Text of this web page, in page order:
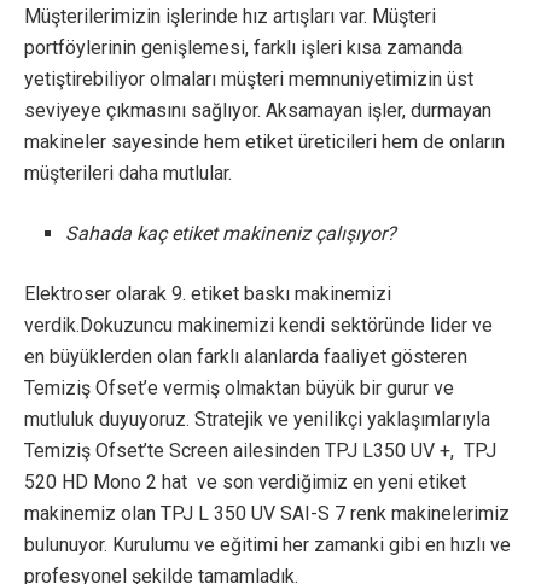
Müşterilerimizin işlerinde hız artışları var. Müşteri
portföylerinin genişlemesi, farklı işleri kısa zamanda
yetiştirebiliyor olmaları müşteri memnuniyetimizin üst
seviyeye çıkmasını sağlıyor. Aksamayan işler, durmayan
makineler sayesinde hem etiket üreticileri hem de onların
müşterileri daha mutlular.
Sahada kaç etiket makineniz çalışıyor?
Elektroser olarak 9. etiket baskı makinemizi
verdik.Dokuzuncu makinemizi kendi sektöründe lider ve
en büyüklerden olan farklı alanlarda faaliyet gösteren
Temiziş Ofset’e vermiş olmaktan büyük bir gurur ve
mutluluk duyuyoruz. Stratejik ve yenilikçi yaklaşımlarıyla
Temiziş Ofset’te Screen ailesinden TPJ L350 UV +, TPJ
520 HD Mono 2 hat ve son verdiğimiz en yeni etiket
makinemiz olan TPJ L 350 UV SAI-S 7 renk makinelerimiz
bulunuyor. Kurulumu ve eğitimi her zamanki gibi en hızlı ve
profesyonel şekilde tamamladık.